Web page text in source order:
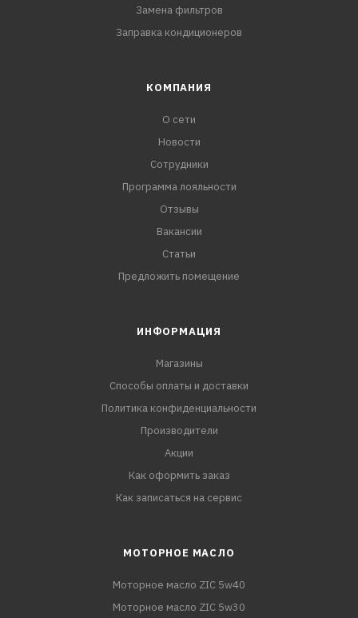
Замена фильтров
Заправка кондиционеров
КОМПАНИЯ
О сети
Новости
Сотрудники
Программа лояльности
Отзывы
Вакансии
Статьи
Предложить помещение
ИНФОРМАЦИЯ
Магазины
Способы оплаты и доставки
Политика конфиденциальности
Производители
Акции
Как оформить заказ
Как записаться на сервис
МОТОРНОЕ МАСЛО
Моторное масло ZIC 5w40
Моторное масло ZIC 5w30